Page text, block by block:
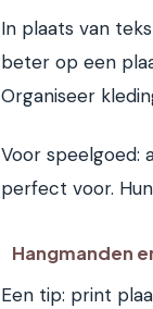
In plaats van
beter op een
Organiseer
Voor speelgoed:
perfect voor.
Hangmanden
Een tip: print